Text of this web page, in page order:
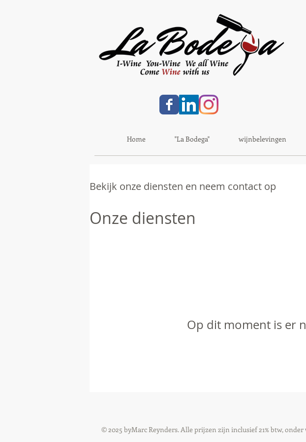
Home "La Bodega" wijnbelevingen
Bekijk onze diensten en neem contact op
Onze diensten
Op dit moment is er
© 2025 byMarc Reynders. Alle prijzen zijn inclusief 21% btw,